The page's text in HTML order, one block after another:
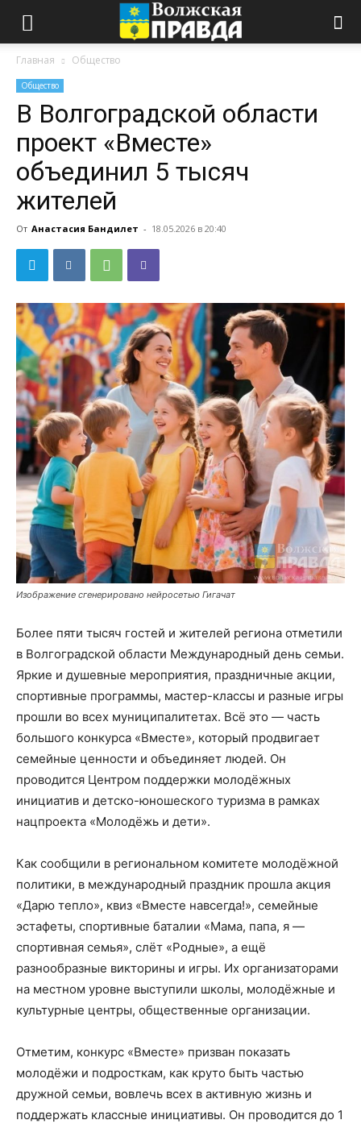
Главная Общество
Общество
В Волгоградской области
проект «Вместе»
объединил 5 тысяч
жителей
От Анастасия Бандилет - 18.05.2026 в 20:40
Изображение сгенерировано нейросетью Гигачат
Более пяти тысяч гостей и жителей региона отметили
в Волгоградской области Международный день семьи.
Яркие и душевные мероприятия, праздничные акции,
спортивные программы, мастер-классы и разные игры
прошли во всех муниципалитетах. Всё это — часть
большого конкурса «Вместе», который продвигает
семейные ценности и объединяет людей. Он
проводится Центром поддержки молодёжных
инициатив и детско-юношеского туризма в рамках
нацпроекта «Молодёжь и дети».
Как сообщили в региональном комитете молодёжной
политики, в международный праздник прошла акция
«Дарю тепло», квиз «Вместе навсегда!», семейные
эстафеты, спортивные баталии «Мама, папа, я —
спортивная семья», слёт «Родные», а ещё
разнообразные викторины и игры. Их организаторами
на местном уровне выступили школы, молодёжные и
культурные центры, общественные организации.
Отметим, конкурс «Вместе» призван показать
молодёжи и подросткам, как круто быть частью
дружной семьи, вовлечь всех в активную жизнь и
поддержать классные инициативы. Он проводится до 1